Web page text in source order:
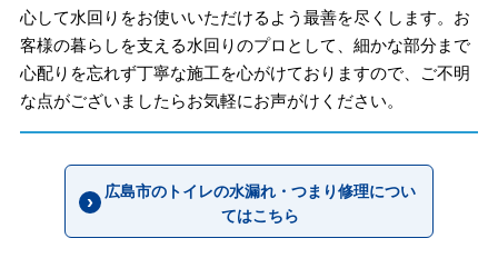
心して水回りをお使いいただけるよう最善を尽くします。お
客様の暮らしを支える水回りのプロとして、細かな部分まで
心配りを忘れず丁寧な施工を心がけておりますので、ご不明
な点がございましたらお気軽にお声がけください。
広島市のトイレの水漏れ・つまり修理につい
てはこちら